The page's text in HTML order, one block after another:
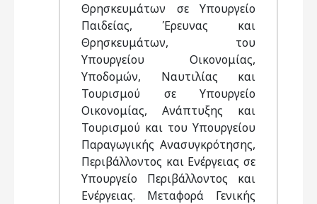
Θρησκευμάτων σε Υπουργείο
Παιδείας, Έρευνας και
Θρησκευμάτων, του
Υπουργείου Οικονομίας,
Υποδομών, Ναυτιλίας και
Τουρισμού σε Υπουργείο
Οικονομίας, Ανάπτυξης και
Τουρισμού και του Υπουργείου
Παραγωγικής Ανασυγκρότησης,
Περιβάλλοντος και Ενέργειας σε
Υπουργείο Περιβάλλοντος και
Ενέργειας. Μεταφορά Γενικής